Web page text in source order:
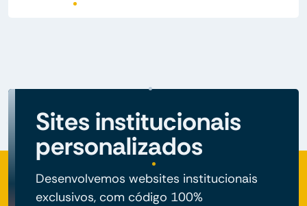
Sites institucionais
personalizados
Desenvolvemos websites institucionais
exclusivos, com código 100%